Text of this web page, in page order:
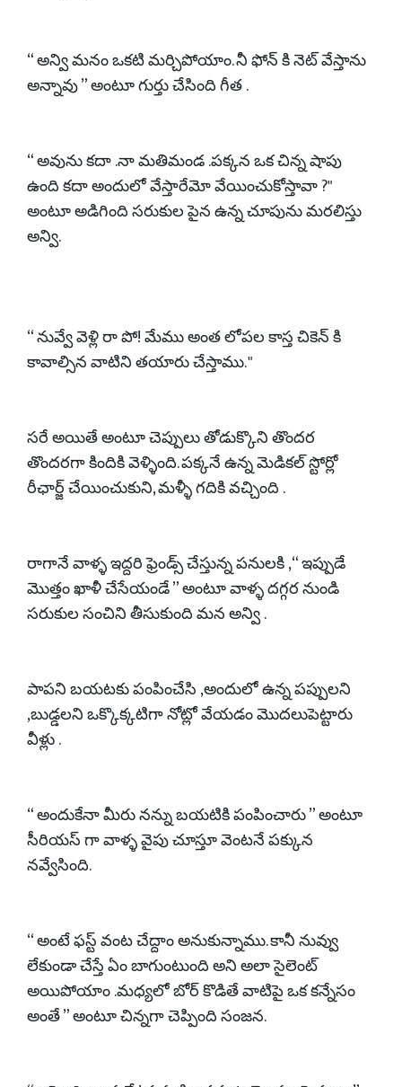
“ అన్వి మనం ఒకటి మర్చిపోయాం. నీ ఫోన్ కి నెట్ వేస్తాను
అన్నావు ” అంటూ గుర్తు చేసింది గీత .
“ అవును కదా .నా మతిమండ .పక్కన ఒక చిన్న షాపు
ఉంది కదా అందులో వేస్తారేమో వేయించుకోస్తావా ?"
అంటూ అడిగింది సరుకుల పైన ఉన్న చూపును మరలిస్తు
అన్వి.
“ నువ్వే వెళ్లి రా పో! మేము అంత లోపల కాస్త చికెన్ కి
కావాల్సిన వాటిని తయారు చేస్తాము. "
సరే అయితే అంటూ చెప్పులు తోడుక్కొని తొందర
తొందరగా కిందికి వెళ్ళింది. పక్కనే ఉన్న మెడికల్ స్టోర్లో
రీఛార్జ్ చేయించుకుని, మళ్ళీ గదికి వచ్చింది .
రాగానే వాళ్ళ ఇద్దరి ఫ్రెండ్స్ చేస్తున్న పనులకి ,“ ఇప్పుడే
మొత్తం ఖాళీ చేసేయండే ” అంటూ వాళ్ళ దగ్గర నుండి
సరుకుల సంచిని తీసుకుంది మన అన్వి .
పాపని బయటకు పంపించేసి ,అందులో ఉన్న పప్పులని
,బుడ్డలని ఒక్కొక్కటిగా నోట్లో వేయడం మొదలుపెట్టారు
వీళ్లు .
“ అందుకేనా మీరు నన్ను బయటికి పంపించారు ” అంటూ
సీరియస్ గా వాళ్ళ వైపు చూస్తూ వెంటనే పక్కున
నవ్వేసింది.
“ అంటే ఫస్ట్ వంట చేద్దాం అనుకున్నాము. కానీ నువ్వు
లేకుండా చేస్తే ఏం బాగుంటుంది అని అలా సైలెంట్
అయిపోయాం .మధ్యలో బోర్ కొడితే వాటిపై ఒక కన్నేసం
అంతే ” అంటూ చిన్నగా చెప్పింది సంజన.